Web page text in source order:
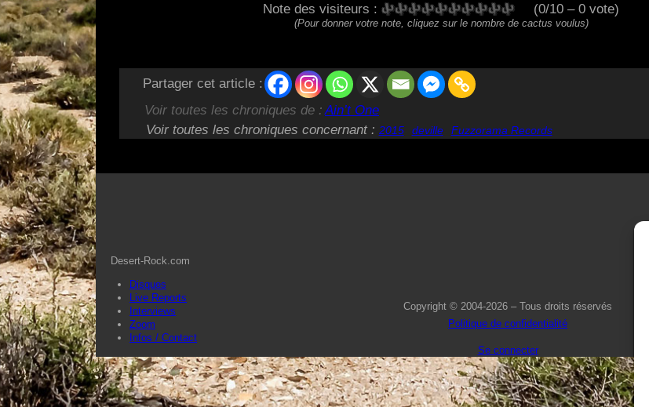
Note des visiteurs :
(0/10 – 0 vote)
(Pour donner votre note, cliquez sur le nombre de cactus voulus)
Partager cet article :
Voir toutes les chroniques de : Ain’t One
Voir toutes les chroniques concernant : 2015 deville Fuzzorama Records
Desert-Rock.com
Disques
Live Reports
Interviews
Zoom
Infos / Contact
Copyright © 2004-2026 – Tous droits réservés
Politique de confidentialité
Se connecter